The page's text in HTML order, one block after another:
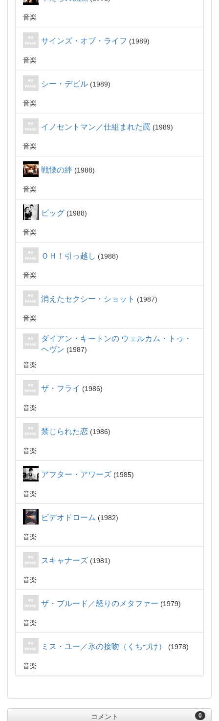
音楽
サインズ・オブ・ライフ 1989
音楽
シー・デビル 1989
音楽
イノセントマン／仕組まれた罠 1989
音楽
戦慄の絆 1988
音楽
ビッグ 1988
音楽
ＯＨ！引っ越し 1988
音楽
消えたセクシー・ショット 1987
音楽
ダイアン・キートンの ウェルカム・トゥ・
ヘヴン
1987
音楽
ザ・フライ 1986
音楽
禁じられた恋 1986
音楽
アフター・アワーズ 1985
音楽
ビデオドローム 1982
音楽
スキャナーズ 1981
音楽
ザ・ブルード／怒りのメタファー 1979
音楽
ミス・ユー／氷の接吻（くちづけ） 1978
音楽
0
コメント